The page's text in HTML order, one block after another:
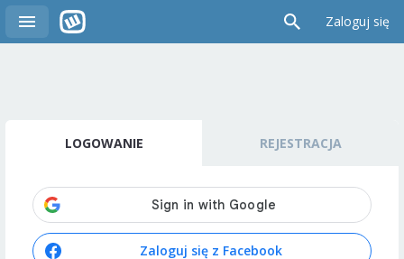
Zaloguj się
LOGOWANIE REJESTRACJA
Zaloguj się z Facebook